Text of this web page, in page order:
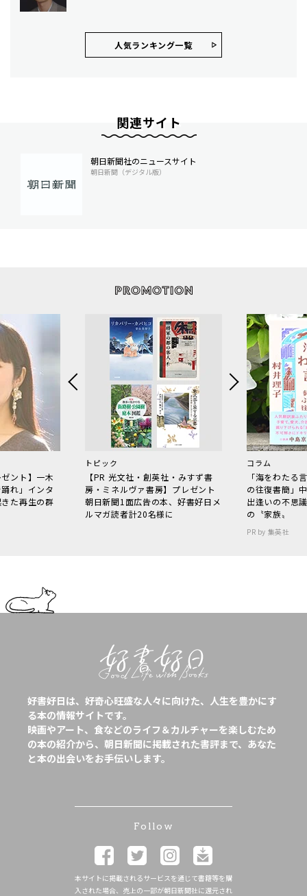
人気ランキング⼀覧
関連サイト
朝日新聞社のニュースサイト
朝日新聞（デジタル版）
ント】一木
れ」インタ
た再生の群
トピック
【PR 光文社・創英社・みすず書
房・ミネルヴァ書房】プレゼント
朝日新聞1面広告の本、好書好日メ
ルマガ読者計20名様に
コラム
「海をわた
の往復書簡」
出逢いの不思
の〝家族〟
PR by 集英社
好書好日は、好奇心旺盛な人々に向けた、人生を豊かにす
る本の情報サイトです。
映画やアート、食などのライフ＆カルチャーを楽しむため
の本の紹介から、朝日新聞に掲載された書評まで、あなた
と本の出会いをお手伝いします。
Follow
本サイトに掲載されるサービスを通じて書籍等を購
入された場合、売上の一部が朝日新聞社に還元され